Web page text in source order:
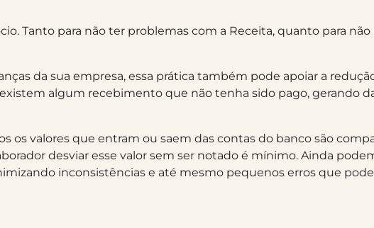
Tanto para não ter problemas com a Receita, quanto para
da sua empresa, essa prática também pode apoiar a
algum recebimento que não tenha sido pago, gerando
os valores que entram ou saem das contas do banco são
desviar esse valor sem ser notado é mínimo. Ainda
inconsistências e até mesmo pequenos erros que